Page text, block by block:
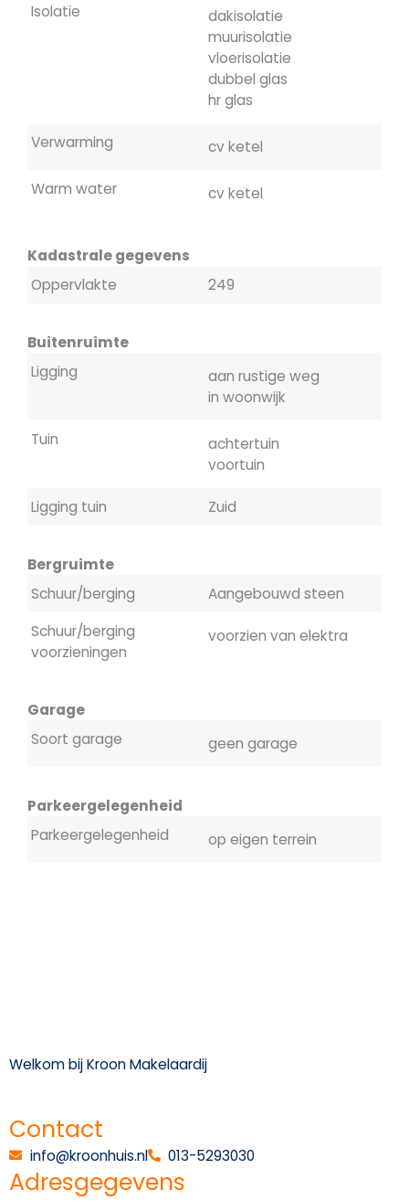
Isolatie
dakisolatie
muurisolatie
vloerisolatie
dubbel glas
hr glas
Verwarming cv ketel
Warm water cv ketel
Kadastrale gegevens
Oppervlakte
249
Buitenruimte
Ligging
aan rustige weg
in woonwijk
Tuin
achtertuin
voortuin
Ligging tuin Zuid
Bergruimte
Schuur/berging
Aangebouwd steen
Schuur/berging
voorzieningen
voorzien van elektra
Garage
Soort garage
geen garage
Parkeergelegenheid
Parkeergelegenheid
op eigen terrein
Welkom bij Kroon Makelaardij
Contact
info@kroonhuis.nl 013-5293030
Adresgegevens